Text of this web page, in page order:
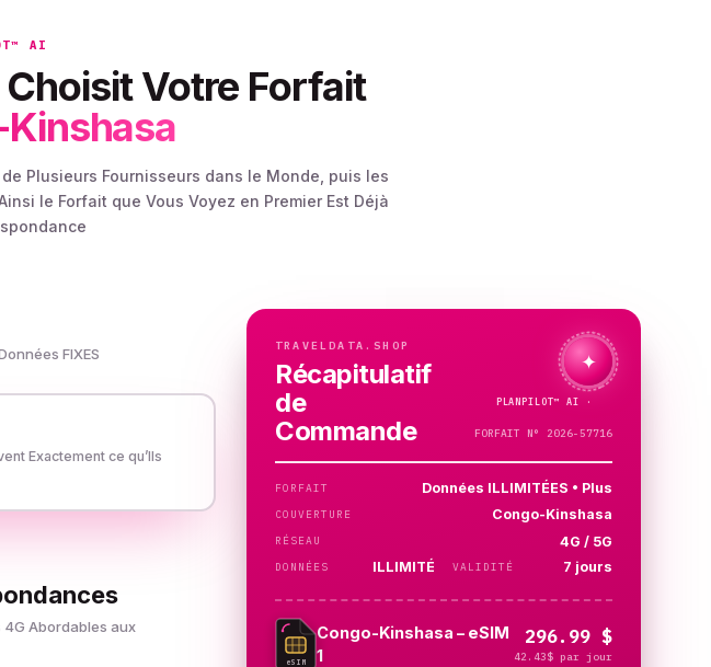
AI
Votre Forfait
Plusieurs Fournisseurs dans le Monde, puis les
le Forfait que Vous Voyez en Premier Est Déjà
FIXES
Exactement ce qu’Ils
4G Abordables aux
TRAVELDATA.SHOP
Récapitulatif
de
Commande
✦
PLANPILOT™AI ·
FORFAIT N° 2026-57716
FORFAIT Données ILLIMITÉES • Plus
COUVERTURE Congo-Kinshasa
RÉSEAU 4G / 5G
DONNÉES ILLIMITÉ VALIDITÉ 7 jours
eSIM
Congo-Kinshasa – eSIM
1
296.99 $
42.43$ par jour